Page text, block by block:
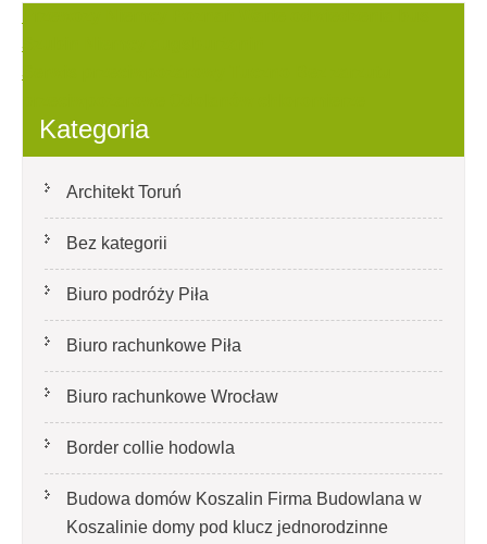
Nawigacja
wpisu
Szubin Niemcy augsburżanin
Serwis przeciwpożarowy Tuczno Bez zarzutu
Kategoria
Architekt Toruń
Bez kategorii
Biuro podróży Piła
Biuro rachunkowe Piła
Biuro rachunkowe Wrocław
Border collie hodowla
Budowa domów Koszalin Firma Budowlana w
Koszalinie domy pod klucz jednorodzinne